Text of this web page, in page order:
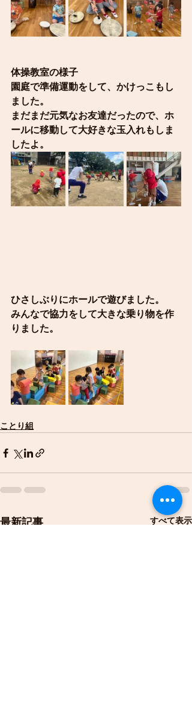
体操教室の様子
園庭で準備運動をして、かけっこもし
ました。
まだまだ元気なお友達だったので、ホ
ールに移動して大好きな玉入れもしま
したよ。
ひさしぶりにホールで遊びました。
みんなで協力をして大きな乗り物を作
りました。
ことり組
最新記事 すべて表示